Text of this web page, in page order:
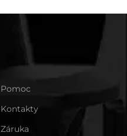
Pomoc
Kontakty
Záruka